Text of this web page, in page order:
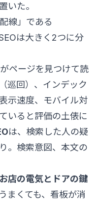
いた。
線」である
は大きく2つに分
ページを見つけて読
巡回）、インデック
示速度、モバイル対
いると評価の土俵に
は、検索した人の疑
。検索意図、本文の
お店の電気とドアの鍵
まくても、看板が消